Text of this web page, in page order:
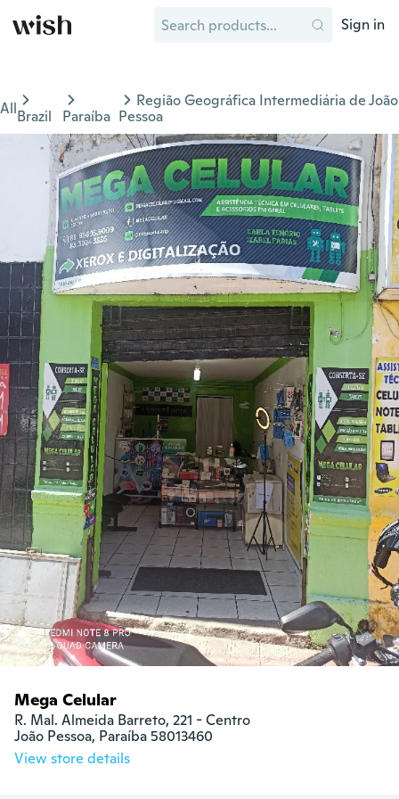
Sign in
AllBrazil Paraíba
Região Geográfica Intermediária de João
Pessoa
Mega Celular
R. Mal. Almeida Barreto, 221 - Centro
João Pessoa, Paraíba 58013460
View store details